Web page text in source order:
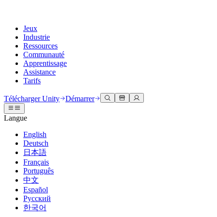
Jeux
Industrie
Ressources
Communauté
Apprentissage
Assistance
Tarifs
Moteur Unity
Créez des jeux 2D et 3D pour n'importe quelle plateforme
Collaboration
Collaborez et itérez rapidement avec votre équipe
Télécharger Unity
Offres et tarifs
Déployez
Multiplateforme
Collaboration 3D
Construisez et révisez des projets 3D en temps réel
Formation immersive
Entraînez-vous dans des environnements immersifs
Expériences client
Créez des expériences interactives 3D
Secteurs
Fabrication
Documentation
Outils de développement
Versions de publication et suivi des problèmes
Feuille de route
Examiner les fonctionnalités à venir
Glossaire
Discussions
Événements
Événements mondiaux et locaux
Histoires de la communauté
Made with Unity
Mise en avant des créateurs Unity
Unity Learn
Maîtrisez les compétences Unity gratuitement
Formation professionnelle
Améliorez votre équipe avec des formateurs Unity
Vous découvrez Unity ?
Démarrer
Démarrez votre apprentissage
Parcours essentiels Unity
Obtenir de l'aide
Vous aider à réussir avec Unity
Plans de succès
Atteignez vos objectifs plus rapidement avec un support expert
FAQ
Réponses aux questions courantes
Contactez-nous.
Connectez-vous avec notre équipe
Télécharger Unity Démarrer
Langue
English
Deutsch
日本語
Français
Português
中文
Español
Русский
한국어